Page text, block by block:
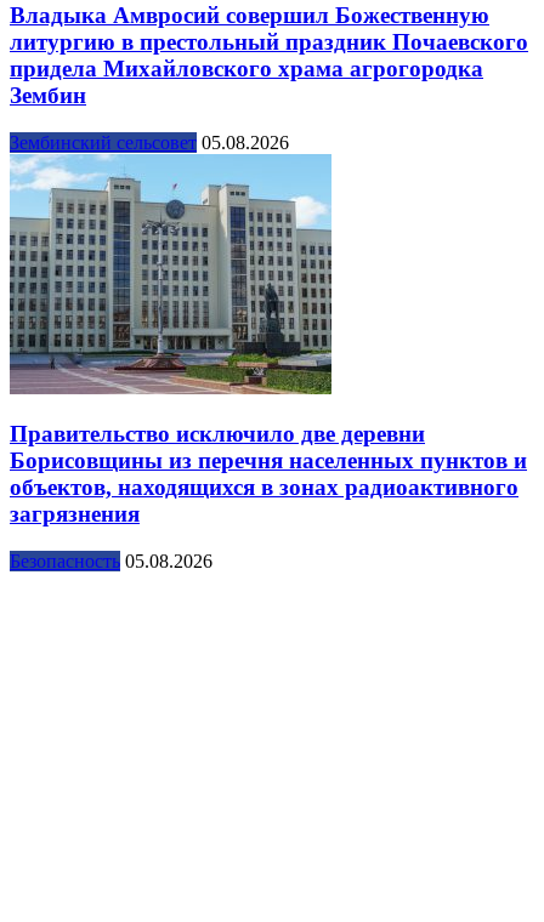
Владыка Амвросий совершил Божественную
литургию в престольный праздник Почаевского
придела Михайловского храма агрогородка
Зембин
Зембинский сельсовет 05.08.2026
Правительство исключило две деревни
Борисовщины из перечня населенных пунктов и
объектов, находящихся в зонах радиоактивного
загрязнения
Безопасность 05.08.2026